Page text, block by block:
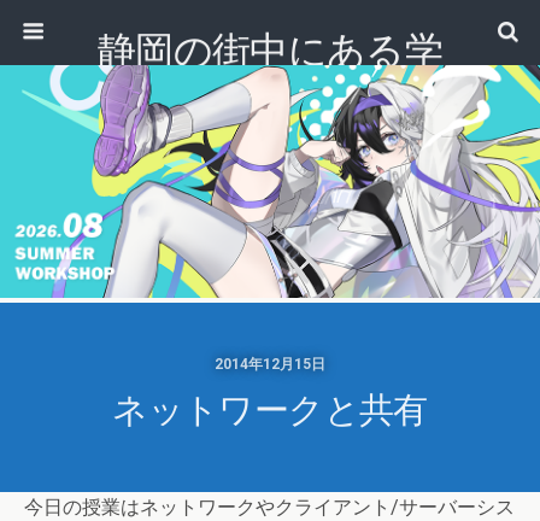
静岡の街中にある学
校｜専門学校 ノアデ
ザインカレッジ
2014年12月15日
ネットワークと共有
今日の授業はネットワークやクライアント/サーバーシス